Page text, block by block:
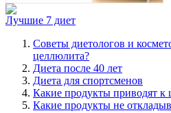
Лучшие 7 диет
Советы диетологов и
целлюлита?
Диета после 40 лет
Диета для спортсменов
Какие продукты приводят к
Какие продукты не